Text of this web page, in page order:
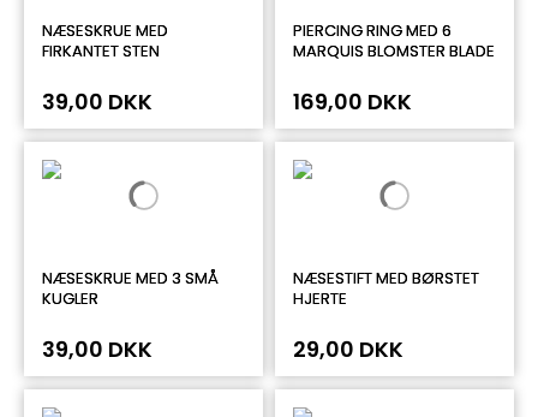
NÆSESKRUE MED
FIRKANTET STEN
39,00 DKK
PIERCING RING MED 6
MARQUIS BLOMSTER BLADE
169,00 DKK
NÆSESKRUE MED 3 SMÅ
KUGLER
39,00 DKK
NÆSESTIFT MED BØRSTET
HJERTE
29,00 DKK